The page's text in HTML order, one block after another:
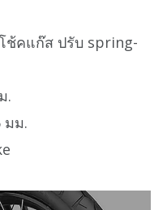
ช้คแก๊ส ปรับ spring-
.
มม.